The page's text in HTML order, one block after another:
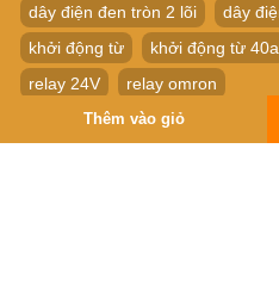
Thêm vào giỏ
dây điện đen tròn 2 lõi
dây
khởi động từ
khởi động từ 40a
relay 24V
relay omron
Relay thời Gian Timer Omron